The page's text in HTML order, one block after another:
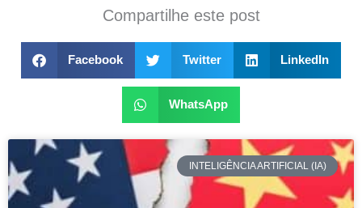
Compartilhe este post
Facebook Twitter LinkedIn
WhatsApp
INTELIGÊNCIA ARTIFICIAL (IA)